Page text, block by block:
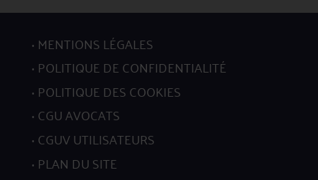
MENTIONS LÉGALES
POLITIQUE DE CONFIDENTIALITÉ
POLITIQUE DES COOKIES
CGU AVOCATS
CGUV UTILISATEURS
PLAN DU SITE